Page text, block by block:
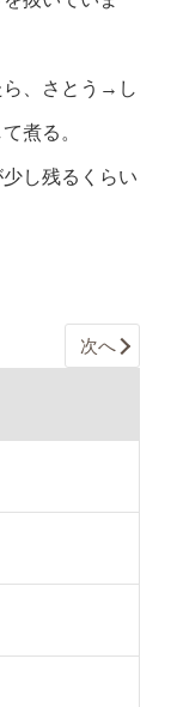
、さとう→し
煮る。
し残るくらい
次へ